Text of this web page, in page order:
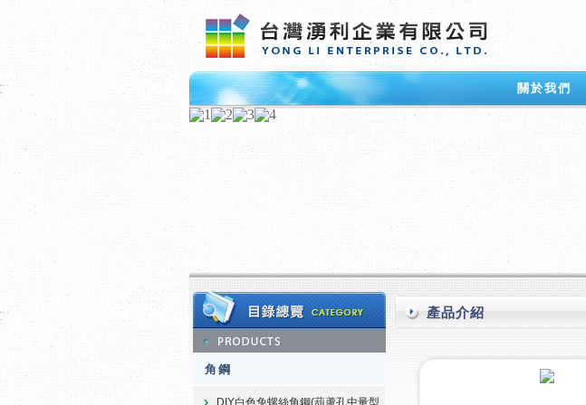
關於我們
角鋼
DIY白色免螺絲角鋼(葫蘆孔中量型
產品介紹